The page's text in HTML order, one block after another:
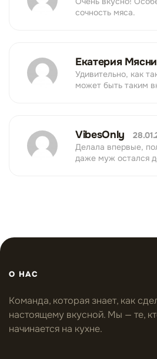
сочность мяса.
Екатерия
Удивительно, как
может быть таким
VibesOnly
Делала впервые,
даже муж остался
О НАС
Команда, которая знает, как
настоящему вкусной. Мы — те,
начинается на кухне.